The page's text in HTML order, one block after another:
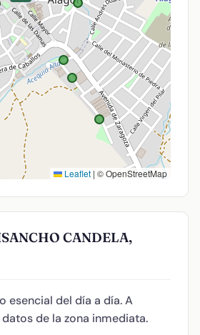
Leaflet | © OpenStreetMap
CANDELA,
esencial del día a día. A
de la zona inmediata.